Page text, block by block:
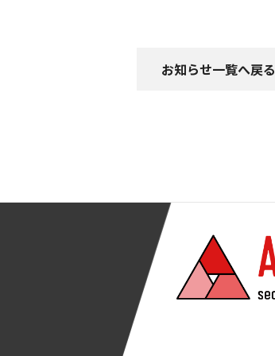
お知らせ一覧へ戻る